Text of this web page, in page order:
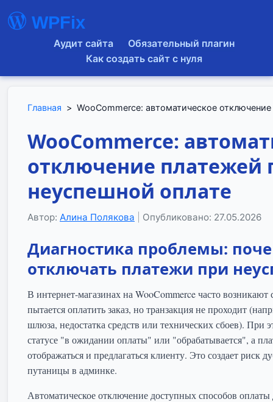
WPFix
Аудит сайта
Обязательный плагин
Как создать сайт с нуля
Главная > WooCommerce: автоматическое
WooCommerce:
отключение платежей
неуспешной оплате
Автор: Алина Полякова Опубликовано: 27.05.2026
Диагностика проблемы:
отключать платежи при
В интернет-магазинах на WooCommerce часто возникают
пытается оплатить заказ, но транзакция не проходит
шлюза, недостатка средств или технических сбоев). При
статусе "в ожидании оплаты" или "обрабатывается", а
отображаться и предлагаться клиенту. Это создает риск
путаницы в админке.
Автоматическое отключение доступных способов оплаты